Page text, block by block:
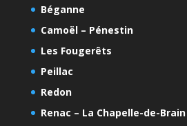
Béganne
Camoël – Pénestin
Les Fougerêts
Peillac
Redon
Renac – La Chapelle-de-Brain